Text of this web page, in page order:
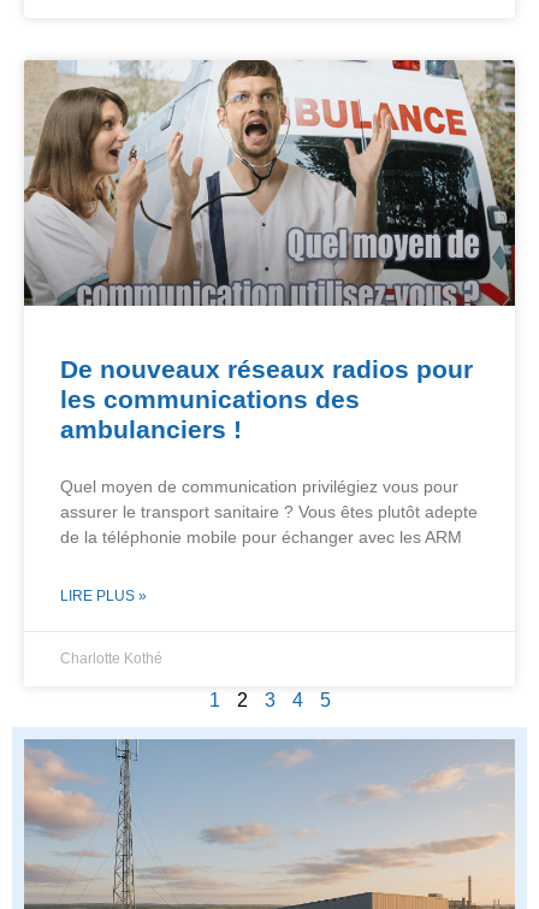
De nouveaux réseaux radios pour
les communications des
ambulanciers !
Quel moyen de communication privilégiez vous pour
assurer le transport sanitaire ? Vous êtes plutôt adepte
de la téléphonie mobile pour échanger avec les ARM
LIRE PLUS »
Charlotte Kothé
1 2 3 4 5